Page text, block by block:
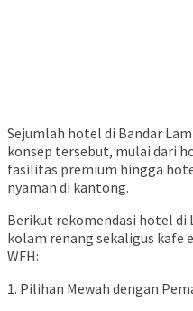
Sejumlah hotel di Bandar
konsep tersebut, mulai dari
fasilitas premium hingga
nyaman di kantong.
Berikut rekomendasi hotel
kolam renang sekaligus
WFH:
1. Pilihan Mewah dengan